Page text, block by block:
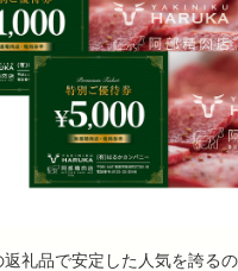
礼品で安定した人気を誇る